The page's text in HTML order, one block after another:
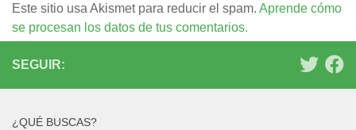
Este sitio usa Akismet para reducir el spam. Aprende cómo
se procesan los datos de tus comentarios.
SEGUIR:
¿QUÉ BUSCAS?